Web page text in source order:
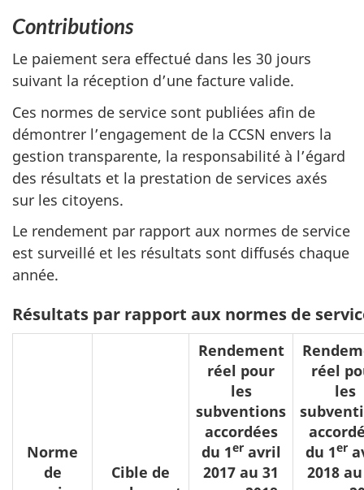
Contributions
Le paiement sera effectué dans les 30 jours
suivant la réception d’une facture valide.
Ces normes de service sont publiées afin de
démontrer l’engagement de la CCSN envers la
gestion transparente, la responsabilité à l’égard
des résultats et la prestation de services axés
sur les citoyens.
Le rendement par rapport aux normes de service
est surveillé et les résultats sont diffusés chaque
année.
Résultats par rapport aux normes de
Norme
de
Cible de
Rendement
réel pour
les
subventions
accordées
du 1eravril
2017 au 31
réel
les
du 1er
2018